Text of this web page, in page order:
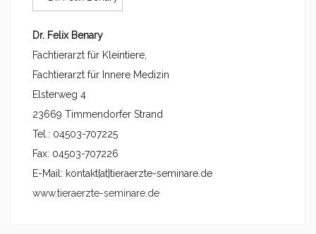
Dr. Felix Benary
Fachtierarzt für Kleintiere,
Fachtierarzt für Innere Medizin
Elsterweg 4
23669 Timmendorfer Strand
Tel.: 04503-707225
Fax: 04503-707226
E-Mail: kontakt{at}tieraerzte-seminare.de
www.tieraerzte-seminare.de